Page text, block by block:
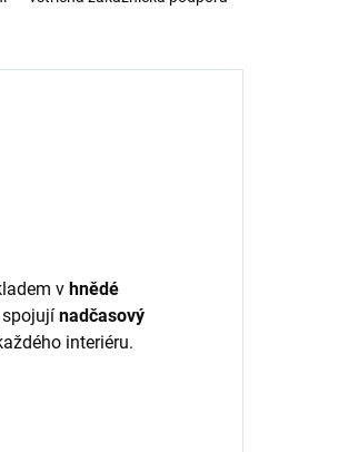
v hnědé
nadčasový
interiéru.